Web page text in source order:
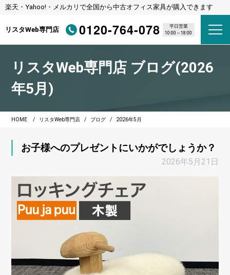
楽天・Yahoo!・メルカリで全国から中古オフィス家具が購入できます
リスタWeb専門店 0120-764-078
平日営業
10:00～18:00
リスタWeb専門店 ブログ(2026
年5月)
HOME リスタWeb専門店 ブログ 2026年5月
お子様へのプレゼントにいかがでしょうか？
2026年5月21日